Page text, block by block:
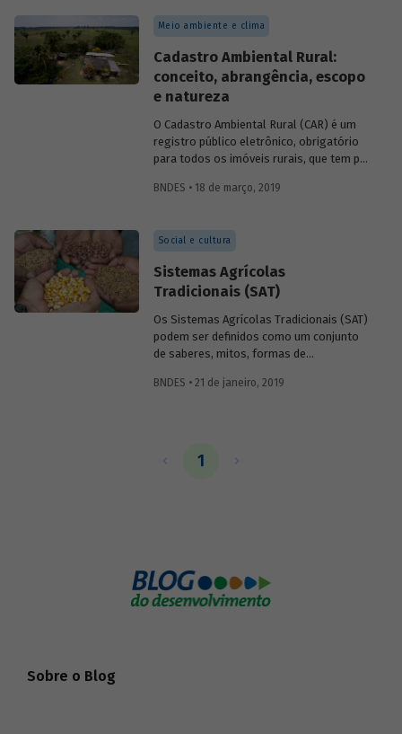
rural com geração de renda e trabalho e
desenvolvimento urbano resiliente.
Meio ambiente e clima
Cadastro Ambiental Rural:
conceito, abrangência, escopo
e natureza
O Cadastro Ambiental Rural (CAR) é um
registro público eletrônico, obrigatório
para todos os imóveis rurais, que tem por
ambientais referentes à situação das
e dos remanescentes de vegetação
nativa, das áreas de uso restrito e das
áreas consolidadas das propriedades e
posses rurais do país.
BNDES • 18 de março, 2019
Social e cultura
Sistemas Agrícolas
Tradicionais (SAT)
Os Sistemas Agrícolas Tradicionais (SAT)
podem ser definidos como um conjunto
de saberes, mitos, formas de
técnicas/artefatos e outras
de produção e reprodução dos vários
assim, ser reconhecidas como patrimônio
cultural imaterial brasileiro.
BNDES • 21 de janeiro, 2019
1
Sobre o Blog